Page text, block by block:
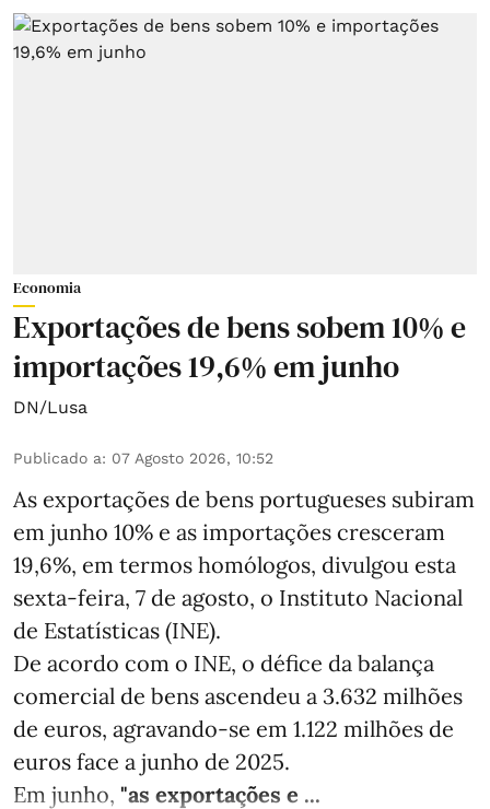
Economia
Exportações de bens sobem 10% e
importações 19,6% em junho
DN/Lusa
Publicado a: 07 Agosto 2026, 10:52
As exportações de bens portugueses subiram
em junho 10% e as importações cresceram
19,6%, em termos homólogos, divulgou esta
sexta-feira, 7 de agosto, o Instituto Nacional
de Estatísticas (INE).
De acordo com o INE, o défice da balança
comercial de bens ascendeu a 3.632 milhões
de euros, agravando-se em 1.122 milhões de
euros face a junho de 2025.
Em junho, "as exportações e ...